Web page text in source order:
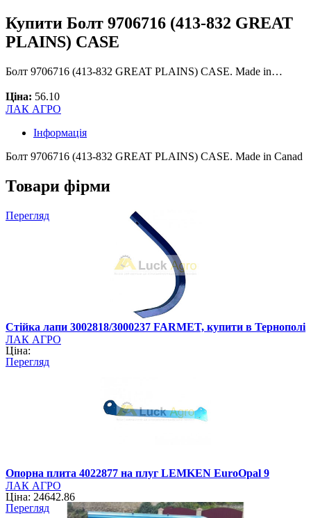
Купити Болт 9706716 (413-832 GREAT
PLAINS) CASE
Болт 9706716 (413-832 GREAT PLAINS) CASE. Made in…
Ціна: 56.10
ЛАК АГРО
Інформація
Болт 9706716 (413-832 GREAT PLAINS) CASE. Made in Canad
Товари фірми
Перегляд
Стійка лапи 3002818/3000237 FARMET, купити в Тернополі
ЛАК АГРО
Ціна:
Перегляд
Опорна плита 4022877 на плуг LEMKEN EuroOpal 9
ЛАК АГРО
Ціна: 24642.86
Перегляд